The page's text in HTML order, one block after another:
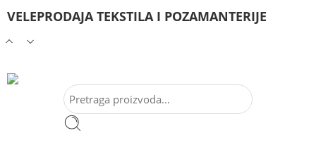
VELEPRODAJA TEKSTILA I POZAMANTERIJE